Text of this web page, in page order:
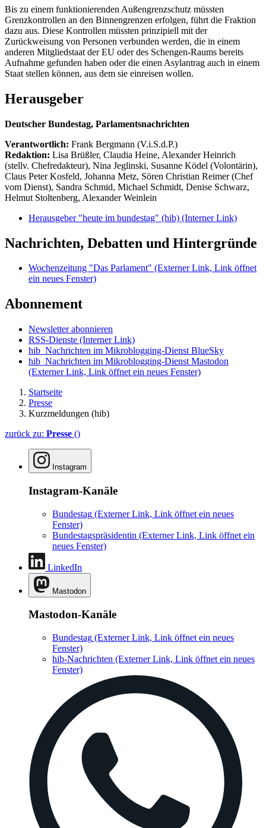
Bis zu einem funktionierenden Außengrenzschutz müssten
Grenzkontrollen an den Binnengrenzen erfolgen, führt die Fraktion
dazu aus. Diese Kontrollen müssten prinzipiell mit der
Zurückweisung von Personen verbunden werden, die in einem
anderen Mitgliedstaat der EU oder des Schengen-Raums bereits
Aufnahme gefunden haben oder die einen Asylantrag auch in einem
Staat stellen können, aus dem sie einreisen wollen.
Herausgeber
Deutscher Bundestag, Parlamentsnachrichten
Verantwortlich: Frank Bergmann (V.i.S.d.P.)
Redaktion: Lisa Brüßler, Claudia Heine, Alexander Heinrich
(stellv. Chefredakteur), Nina Jeglinski, Susanne Ködel (Volontärin),
Claus Peter Kosfeld, Johanna Metz, Sören Christian Reimer (Chef
vom Dienst), Sandra Schmid, Michael Schmidt, Denise Schwarz,
Helmut Stoltenberg, Alexander Weinlein
Herausgeber "heute im bundestag" (hib) (Interner Link)
Nachrichten, Debatten und Hintergründe
Wochenzeitung "Das Parlament" (Externer Link, Link öffnet
ein neues Fenster)
Abonnement
Newsletter abonnieren
RSS-Dienste (Interner Link)
hib_Nachrichten im Mikroblogging-Dienst BlueSky
hib_Nachrichten im Mikroblogging-Dienst Mastodon
(Externer Link, Link öffnet ein neues Fenster)
Startseite
Presse
Kurzmeldungen (hib)
zurück zu: Presse ()
Instagram
Instagram-Kanäle
Bundestag (Externer Link, Link öffnet ein neues
Fenster)
Bundestagspräsidentin (Externer Link, Link öffnet ein
neues Fenster)
LinkedIn
Mastodon
Mastodon-Kanäle
Bundestag (Externer Link, Link öffnet ein neues
Fenster)
hib-Nachrichten (Externer Link, Link öffnet ein neues
Fenster)